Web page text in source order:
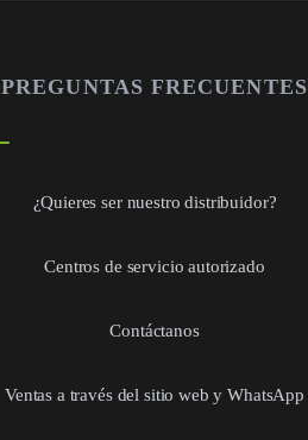
PREGUNTAS FRECUENTES
¿Quieres ser nuestro distribuidor?
Centros de servicio autorizado
Contáctanos
Ventas a través del sitio web y WhatsApp